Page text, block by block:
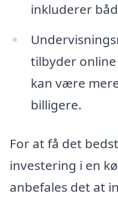
inkluderer
tilbyder
kan være
billigere.
For at få det
investering i en
anbefales det at